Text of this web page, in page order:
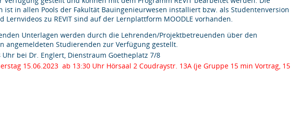
ist in allen Pools der Fakultät Bauingenieurwesen installiert bzw. als Studentenversion
zu REVIT sind auf der Lernplattform MOODLE vorhanden.
Unterlagen werden durch die Lehrenden/Projektbetreuenden über den
angemeldeten Studierenden zur Verfügung gestellt.
Uhr bei Dr. Englert, Dienstraum Goetheplatz 7/8
15.06.2023 ab 13:30 Uhr Hörsaal 2 Coudraystr. 13A (je Gruppe 15 min Vortrag, 15